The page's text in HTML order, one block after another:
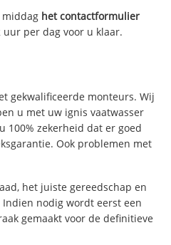
het contactformulier
per dag voor u klaar.
gekwalificeerde monteurs. Wij
u met uw ignis vaatwasser
100% zekerheid dat er goed
Ook problemen met
het juiste gereedschap en
nodig wordt eerst een
gemaakt voor de definitieve